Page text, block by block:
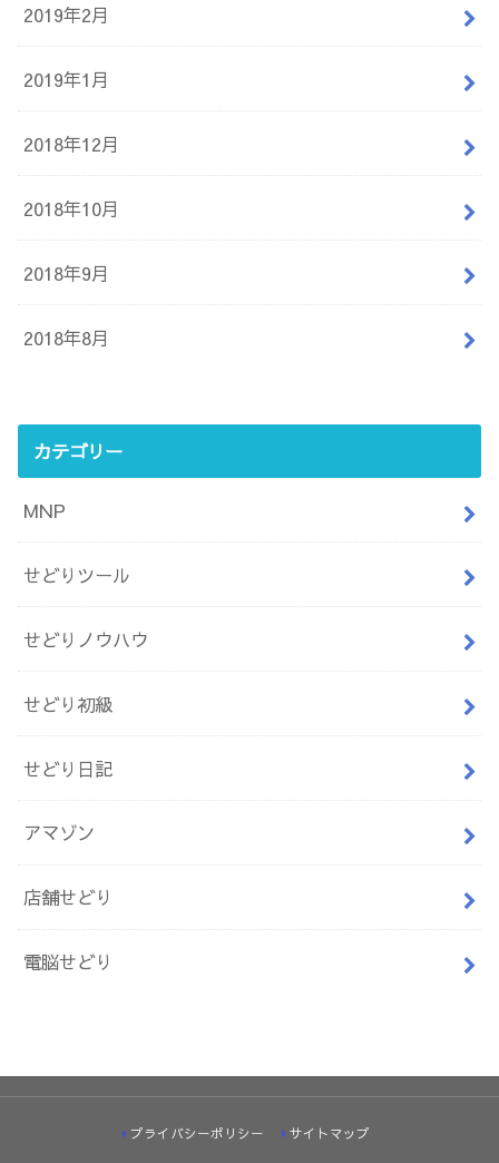
2019年2月
2019年1月
2018年12月
2018年10月
2018年9月
2018年8月
カテゴリー
MNP
せどりツール
せどりノウハウ
せどり初級
せどり日記
アマゾン
店舗せどり
電脳せどり
プライバシーポリシー サイトマップ